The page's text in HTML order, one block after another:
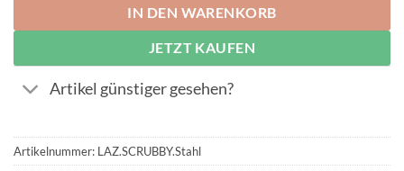
IN DEN WARENKORB
JETZT KAUFEN
Artikel günstiger gesehen?
Artikelnummer: LAZ.SCRUBBY.Stahl